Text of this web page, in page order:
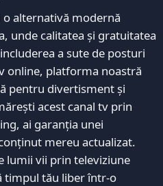
alternativă modernă
unde calitatea și gratuitatea
a sute de posturi
online, platforma noastră
pentru divertisment și
acest canal tv prin
ai garanția unei
mereu actualizat.
lumii vii prin televiziune
timpul tău liber într-o